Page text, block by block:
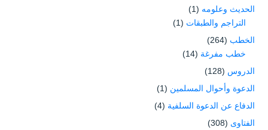
الحديث وعلومه (1)
التراجم والطبقات (1)
الخطب (264)
خطب مفرغة (14)
الدروس (128)
الدعوة وأحوال المسلمين (1)
الدفاع عن الدعوة السلفية (4)
الفتاوى (308)